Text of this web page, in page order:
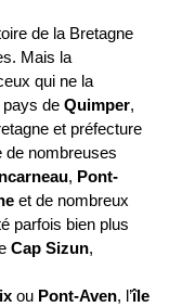
de la Bretagne
Mais la
qui ne la
pays de Quimper,
et préfecture
de nombreuses
, Pont-
et de nombreux
parfois bien plus
Cap Sizun,
ou Pont-Aven, l’île